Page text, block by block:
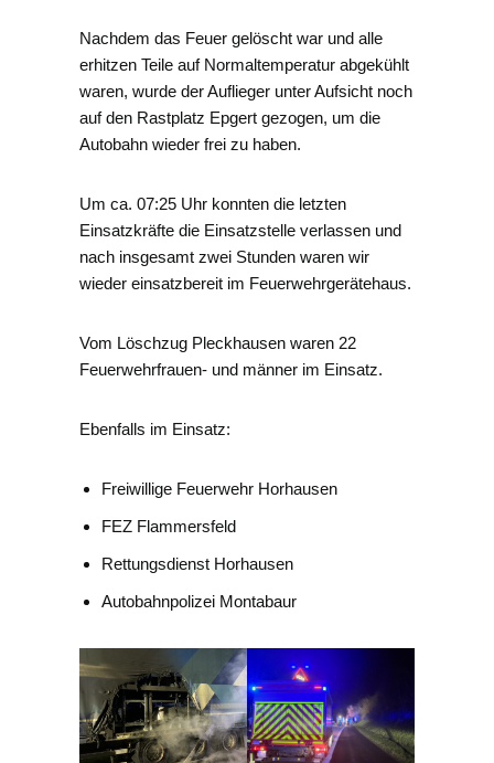
Nachdem das Feuer gelöscht war und alle
erhitzen Teile auf Normaltemperatur abgekühlt
waren, wurde der Auflieger unter Aufsicht noch
auf den Rastplatz Epgert gezogen, um die
Autobahn wieder frei zu haben.
Um ca. 07:25 Uhr konnten die letzten
Einsatzkräfte die Einsatzstelle verlassen und
nach insgesamt zwei Stunden waren wir
wieder einsatzbereit im Feuerwehrgerätehaus.
Vom Löschzug Pleckhausen waren 22
Feuerwehrfrauen- und männer im Einsatz.
Ebenfalls im Einsatz:
Freiwillige Feuerwehr Horhausen
FEZ Flammersfeld
Rettungsdienst Horhausen
Autobahnpolizei Montabaur